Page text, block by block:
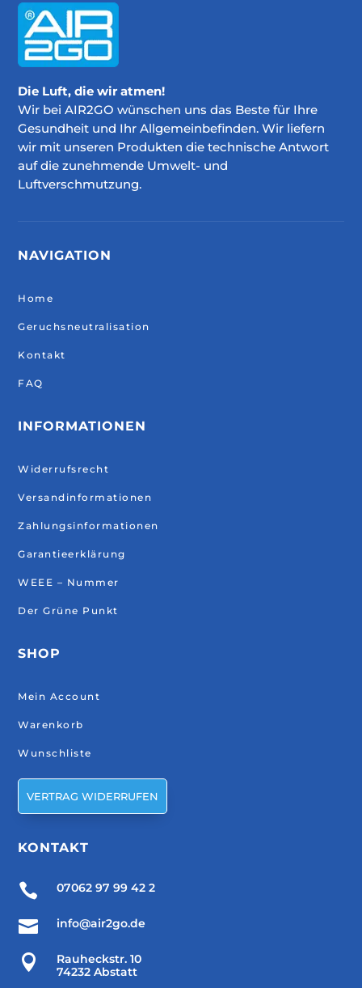
Die Luft, die wir atmen!
Wir bei AIR2GO wünschen uns das Beste für Ihre
Gesundheit und Ihr Allgemeinbefinden. Wir liefern
wir mit unseren Produkten die technische Antwort
auf die zunehmende Umwelt- und
Luftverschmutzung.
NAVIGATION
Home
Geruchsneutralisation
Kontakt
FAQ
INFORMATIONEN
Widerrufsrecht
Versandinformationen
Zahlungsinformationen
Garantieerklärung
WEEE – Nummer
Der Grüne Punkt
SHOP
Mein Account
Warenkorb
Wunschliste
VERTRAG WIDERRUFEN
KONTAKT
 07062 97 99 42 2
 info@air2go.de

Rauheckstr. 10
74232 Abstatt